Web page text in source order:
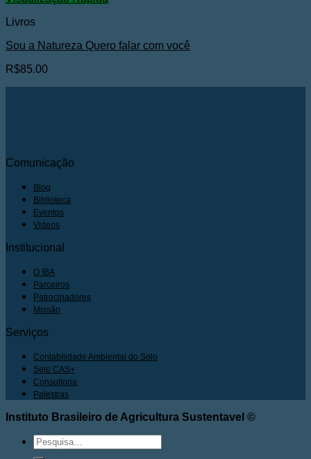
Livros
Sou a Natureza Quero falar com você
R$85.00
Comunicação
Blog
Biblioteca
Eventos
Videos
Institucional
O IBA
Parceiros
Patrocinadores
Missão
Serviços
Contabilidade Ambiental do Solo
Selo CAS+
Consultoria
Palestras
Instituto Brasileiro de Agricultura Sustentavel ©
Pesquisar
por: